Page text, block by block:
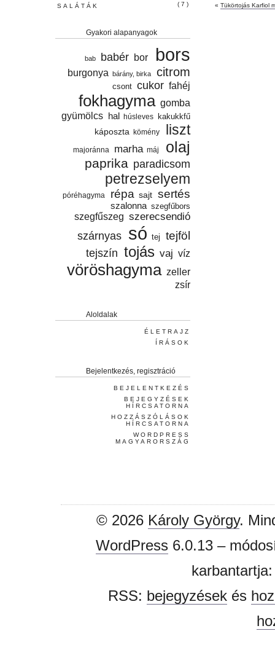
« Tükörtojás Karfiol
SALÁTÁK
(7)
Gyakori alapanyagok
bab babér bor bors
burgonya bárány, birka citrom
csont cukor fahéj
fokhagyma gomba
gyümölcs
hal húsleves kakukkfű
káposzta kömény liszt
majoránna marha máj olaj
paprika paradicsom
petrezselyem
póréhagyma répa sajt sertés
szalonna szegfűbors
szegfűszeg szerecsendió
szárnyas só tej tejföl
tejszín tojás vaj víz
vöröshagyma zeller
zsír
Aloldalak
ÉLETRAJZ
ÍRÁSOK
Bejelentkezés, regisztráció
BEJELENTKEZÉS
BEJEGYZÉSEK
HÍRCSATORNA
HOZZÁSZÓLÁSOK
HÍRCSATORNA
WORDPRESS
MAGYARORSZÁG
© 2026 Károly György.
WordPress6.0.13 –
RSS: bejegyzésekés